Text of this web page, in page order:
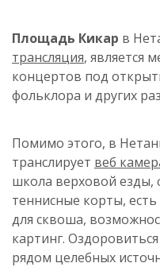
Площадь Кикар в
трансляция, является
концертов под
фольклора и других
Помимо этого, в
транслирует веб
школа верховой
теннисные корты,
для сквоша,
картинг.
рядом целебных